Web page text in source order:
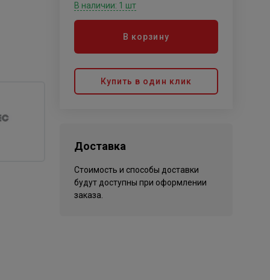
В наличии: 1 шт
В корзину
Купить в один клик
Доставка
Стоимость и способы доставки
будут доступны при оформлении
заказа.